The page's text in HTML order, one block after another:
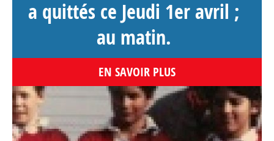
a quittés ce Jeudi 1er avril ;
au matin.
EN SAVOIR PLUS